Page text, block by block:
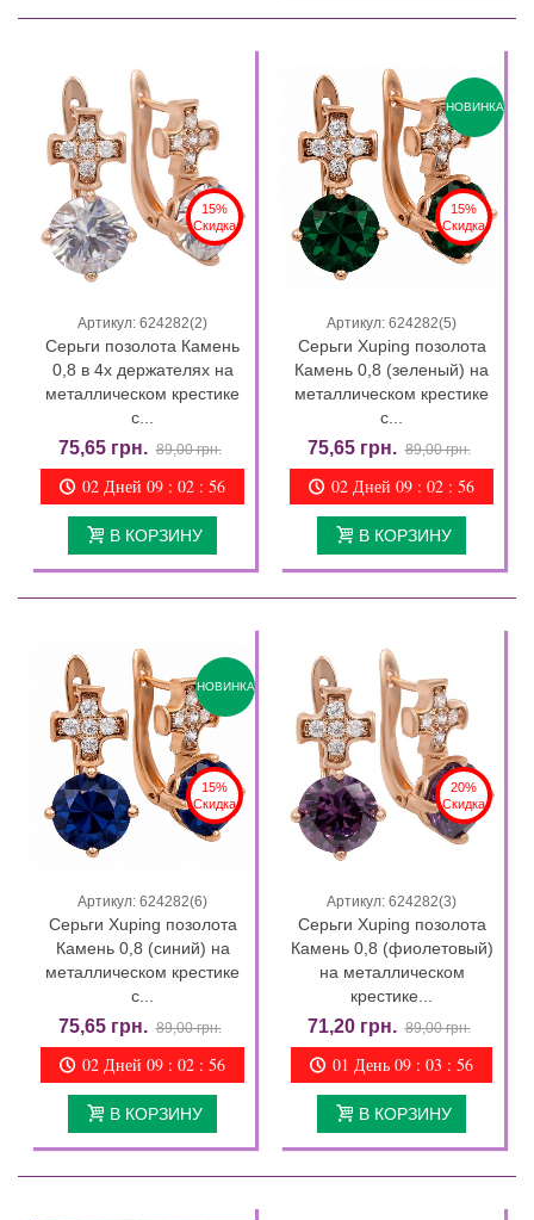
15%
Скидка
Артикул: 624282(2)
Серьги позолота Камень
0,8 в 4х держателях на
металлическом крестике
с...
75,65 грн. 89,00 грн.
02 Дней 09 : 02 : 55
В КОРЗИНУ
НОВИНКА
15%
Скидка
Артикул: 624282(5)
Серьги Xuping позолота
Камень 0,8 (зеленый) на
металлическом крестике
с...
75,65 грн. 89,00 грн.
02 Дней 09 : 02 : 55
В КОРЗИНУ
НОВИНКА
15%
Скидка
Артикул: 624282(6)
Серьги Xuping позолота
Камень 0,8 (синий) на
металлическом крестике
с...
75,65 грн. 89,00 грн.
02 Дней 09 : 02 : 55
В КОРЗИНУ
20%
Скидка
Артикул: 624282(3)
Серьги Xuping позолота
Камень 0,8 (фиолетовый)
на металлическом
крестике...
71,20 грн. 89,00 грн.
01 День 09 : 03 : 55
В КОРЗИНУ